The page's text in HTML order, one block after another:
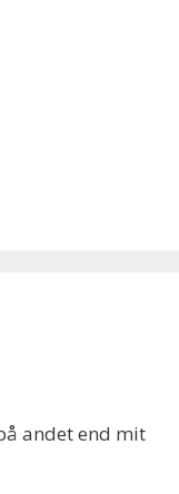
andet end mit